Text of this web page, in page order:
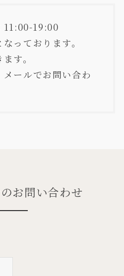
11:00-19:00
っております。
す。
ールでお問い合わ
お問い合わせ